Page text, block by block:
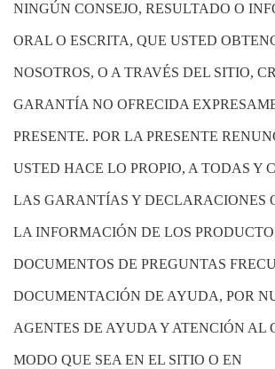
NINGÚN CONSEJO, RESULTADO O
ORAL O ESCRITA, QUE USTED
NOSOTROS, O A TRAVÉS DEL SITIO,
GARANTÍA NO OFRECIDA
PRESENTE. POR LA PRESENTE
USTED HACE LO PROPIO, A TODAS Y
LAS GARANTÍAS Y DECLARACIONES
LA INFORMACIÓN DE LOS
DOCUMENTOS DE PREGUNTAS
DOCUMENTACIÓN DE AYUDA, POR
AGENTES DE AYUDA Y ATENCIÓN AL
MODO QUE SEA EN EL SITIO O EN